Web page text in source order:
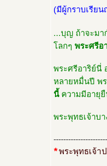
(มีผู้กราบเรียน
...บุญ ถ้าจะมา
โลกๆ พระศรีอ
พระศรีอาริย์นี่
หลายหมื่นปี พ
นี้ความมีอายุยื
พระพุทธเจ้าบา
* พระพุทธเจ้า